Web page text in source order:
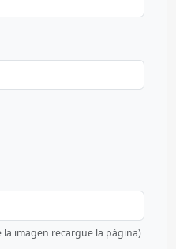
la imagen recargue la página)